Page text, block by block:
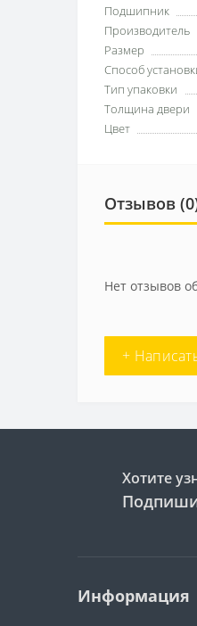
Подшипник
Производитель
Размер
Способ
Тип упаковки
Толщина двери
Цвет
Отзывов
Нет отзывов
+
Хотите
Информация